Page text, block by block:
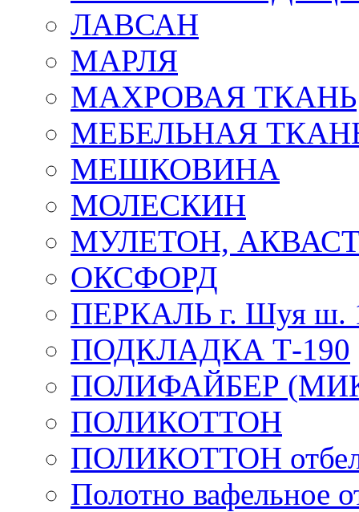
ЛАВСАН
МАРЛЯ
МАХРОВАЯ ТКАНЬ
МЕБЕЛЬНАЯ
МЕШКОВИНА
МОЛЕСКИН
МУЛЕТОН,
ОКСФОРД
ПЕРКАЛЬ г. Шуя ш.
ПОДКЛАДКА Т-190
ПОЛИФАЙБЕР
ПОЛИКОТТОН
ПОЛИКОТТОН
Полотно вафельное